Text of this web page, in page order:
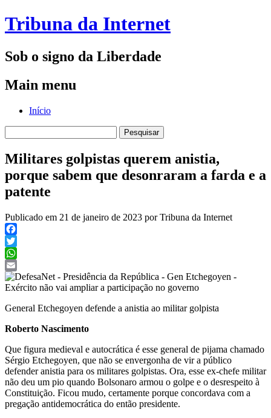
Tribuna da Internet
Sob o signo da Liberdade
Main menu
Skip
Início
por:
Militares golpistas querem anistia,
porque sabem que desonraram a farda e a
patente
Publicado em 21 de janeiro de 2023 por Tribuna da Internet
Facebook
Twitter
WhatsApp
Email
General Etchegoyen defende a anistia ao militar golpista
Roberto Nascimento
Que figura medieval e autocrática é esse general de pijama chamado
Sérgio Etchegoyen, que não se envergonha de vir a público
defender anistia para os militares golpistas. Ora, esse ex-chefe militar
não deu um pio quando Bolsonaro armou o golpe e o desrespeito à
Constituição. Ficou mudo, certamente porque concordava com a
pregação antidemocrática do então presidente.